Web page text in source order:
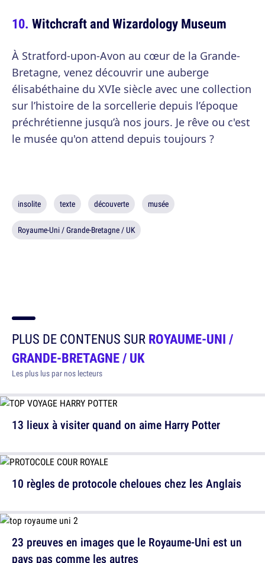
Witchcraft and Wizardology Museum
À Stratford-upon-Avon au cœur de la Grande-
Bretagne, venez découvrir une auberge
élisabéthaine du XVIe siècle avec une collection
sur l’histoire de la sorcellerie depuis l’époque
préchrétienne jusqu’à nos jours. Je rêve ou c'est
le musée qu'on attend depuis toujours ?
insolite texte découverte musée
Royaume-Uni / Grande-Bretagne / UK
PLUS DE CONTENUS SURROYAUME-UNI /
GRANDE-BRETAGNE / UK
Les plus lus par nos lecteurs
13 lieux à visiter quand on aime Harry Potter
23 preuves en images que le Royaume-Uni est un
pays pas comme les autres
10 règles de protocole cheloues chez les Anglais